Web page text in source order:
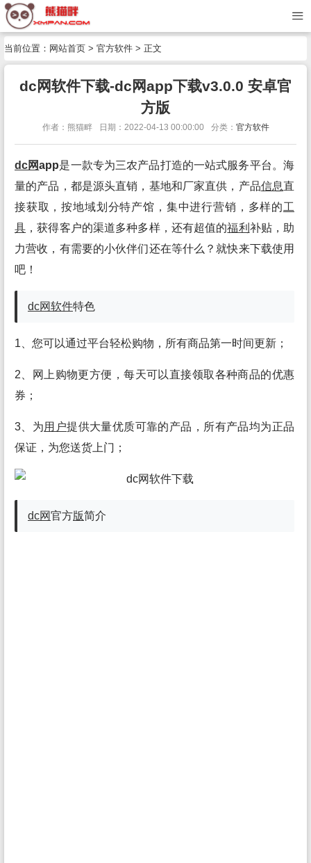
当前位置： 网站首页 > 官方软件 > 正文
dc网软件下载-dc网app下载v3.0.0 安卓官
方版
作者：熊猫畔 日期：2022-04-13 00:00:00 分类： 官方软件
dc网app是一款专为三农产品打造的一站式服务平台。海
量的产品，都是源头直销，基地和厂家直供，产品信息直
接获取，按地域划分特产馆，集中进行营销，多样的工
具 ，获得客户的渠道多种多样，还有超值的福利 补贴，助
力营收，有需要的小伙伴们还在等什么？就快来下载使用
吧！
dc网软件特色
1、您可以通过平台轻松购物，所有商品第一时间更新；
2、网上购物更方便，每天可以直接领取各种商品的优惠
券；
3、为用户提供大量优质可靠的产品，所有产品均为正品
保证，为您送货上门；
dc网官方版简介